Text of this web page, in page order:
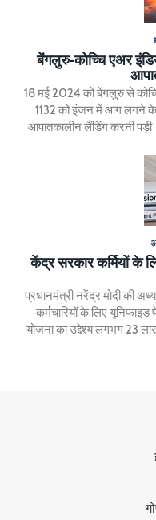
बेंगलुरु-कोच्चि एअर
18 मई 2024 को बेंगलुरु से
1132 को इंजन में आग लगने के
आपातकालीन लैंडिंग करनी
केंद्र सरकार कर्मियों के
प्रधानमंत्री नरेंद्र मोदी की
कर्मचारियों के लिए
योजना का उद्देश्य लगभग 23